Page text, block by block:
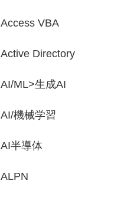
Access VBA
Active Directory
AI/ML>生成AI
AI/機械学習
AI半導体
ALPN